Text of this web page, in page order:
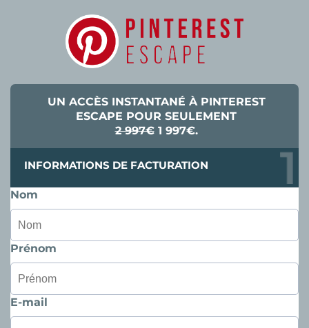
UN ACCÈS INSTANTANÉ À PINTEREST
ESCAPE POUR SEULEMENT
2 997€1 997€.
INFORMATIONS DE FACTURATION
Nom
Prénom
E-mail